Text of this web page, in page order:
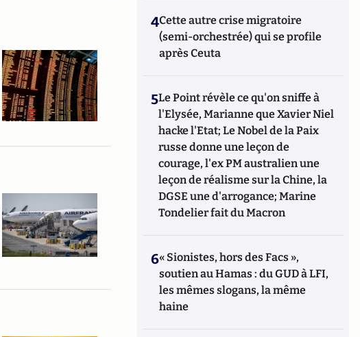
4Cette autre crise migratoire
(semi-orchestrée) qui se profile
après Ceuta
5Le Point révèle ce qu'on sniffe à
l'Elysée, Marianne que Xavier Niel
hacke l'Etat; Le Nobel de la Paix
russe donne une leçon de
courage, l'ex PM australien une
leçon de réalisme sur la Chine, la
DGSE une d'arrogance; Marine
Tondelier fait du Macron
6« Sionistes, hors des Facs »,
soutien au Hamas : du GUD à LFI,
les mêmes slogans, la même
haine